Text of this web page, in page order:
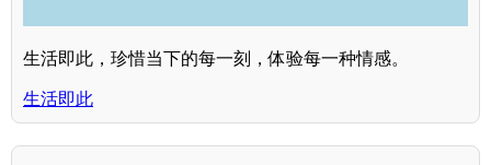
生活即此，珍惜当下的每一刻，体验每一种情感。
生活即此